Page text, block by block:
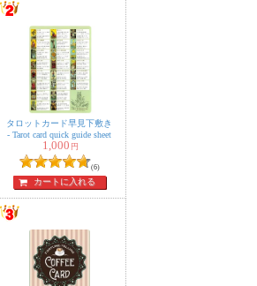
タロットカード早見下敷き
‐ Tarot card quick guide sheet
1,000 円
(6)
カートに入れる